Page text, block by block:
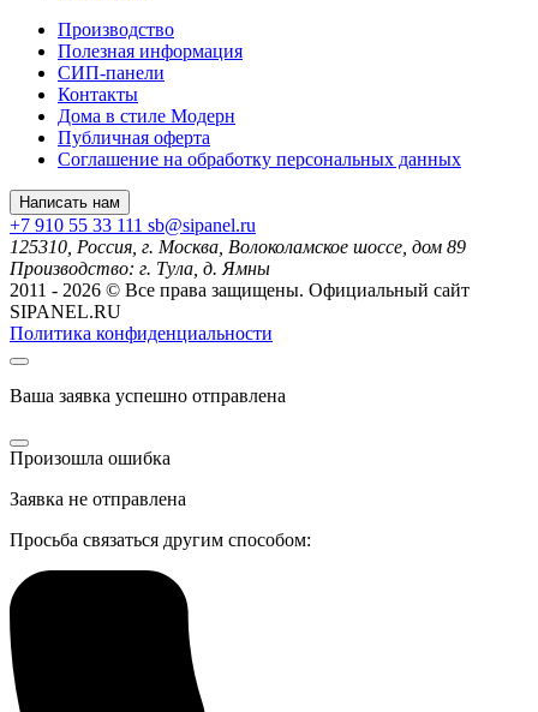
Производство
Полезная информация
СИП-панели
Контакты
Дома в стиле Модерн
Публичная оферта
Соглашение на обработку персональных данных
Написать нам
+7 910 55 33 111 sb@sipanel.ru
125310, Россия, г. Москва, Волоколамское шоссе, дом 89
Производство: г. Тула, д. Ямны
2011 - 2026 © Все права защищены. Официальный сайт
SIPANEL.RU
Политика конфиденциальности
Ваша заявка успешно отправлена
Произошла ошибка
Заявка не отправлена
Просьба связаться другим способом: